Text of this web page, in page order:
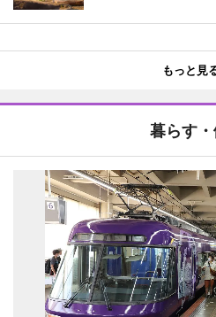
もっと見
暮らす・